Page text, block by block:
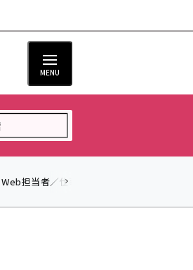
MENU
Web担当者／仕事